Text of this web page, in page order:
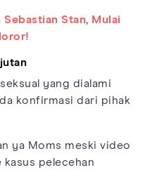
Sebastian Stan, Mulai
yang dialami
konfirmasi dari pihak
ya Moms meski video
pelecehan